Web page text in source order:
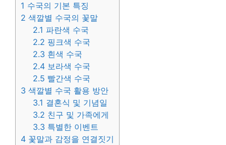
1 수국의 기본 특징
2 색깔별 수국의 꽃말
2.1 파란색 수국
2.2 핑크색 수국
2.3 흰색 수국
2.4 보라색 수국
2.5 빨간색 수국
3 색깔별 수국 활용 방안
3.1 결혼식 및 기념일
3.2 친구 및 가족에게
3.3 특별한 이벤트
4 꽃말과 감정을 연결짓기